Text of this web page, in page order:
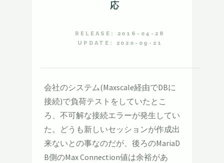
応
RELEASE: 2016-04-28
UPDATE: 2020-09-21
会社のシステム(Maxscale経由でDBに
接続)で負荷テストをしていたとこ
ろ、不可解な接続エラーが発生してい
た。どうも新しいセッションが作成出
来ないとの事なのだが、後ろのMariaD
B側のMax Connection値は余裕があ